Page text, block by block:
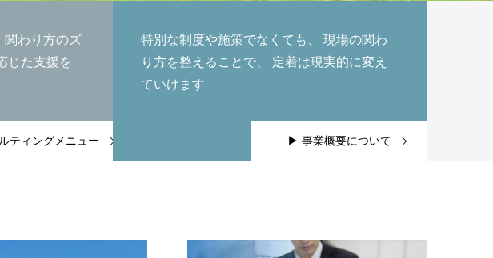
関わり方のズ
じた支援を
ティングメニュー
特別な制度や施策でなくても、 現場の関わ
り方を整えることで、 定着は現実的に変え
ていけます
▶ 事業概要について